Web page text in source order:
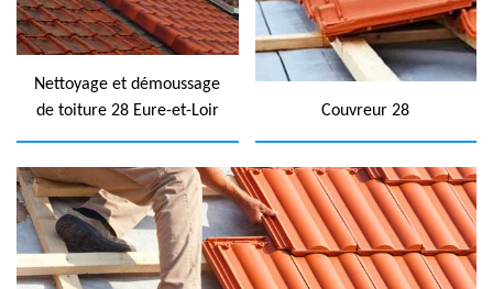
Nettoyage et démoussage
de toiture 28 Eure-et-Loir
Couvreur 28